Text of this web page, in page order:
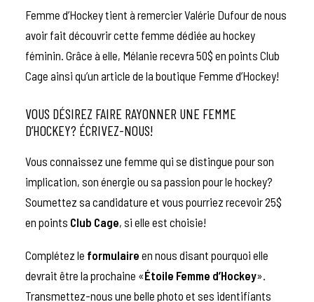
Femme d’Hockey tient à remercierValérie Dufourde nous
avoir fait découvrir cette femme dédiée au hockey
féminin. Grâce à elle, Mélanie recevra 50$ en points Club
Cage ainsi qu’un article de la boutique Femme d’Hockey!
VOUS DÉSIREZ FAIRE RAYONNER UNE FEMME
D’HOCKEY? ÉCRIVEZ-NOUS!
Vous connaissez une femme qui se distingue pour son
implication, son énergie ou sa passion pour le hockey?
Soumettez sa candidature et vous pourriez recevoir 25$
en points Club Cage, si elle est choisie!
Complétez le formulaire en nous disant pourquoi elle
devrait être la prochaine «Étoile Femme d’Hockey».
Transmettez-nous une belle photo et ses identifiants